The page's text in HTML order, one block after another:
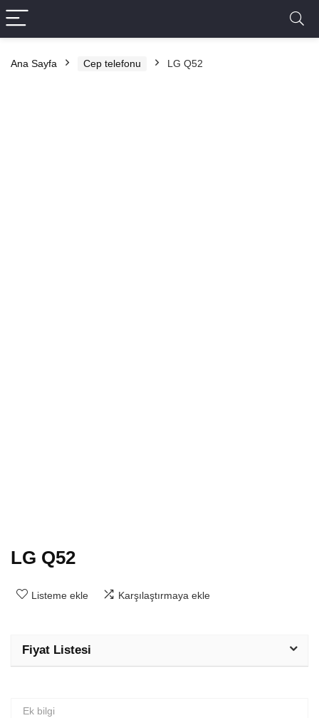
Ana Sayfa Cep telefonu LG Q52
LG Q52
Listeme ekle Karşılaştırmaya ekle
Fiyat Listesi
Ek bilgi